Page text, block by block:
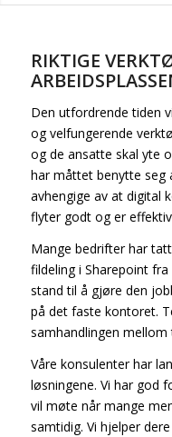
RIKTIGE
Den utfordrende tiden
og velfungerende
og de ansatte skal yte
har måttet benytte seg
avhengige av at digital
flyter godt og er
Mange bedrifter har
fildeling i Sharepoint
stand til å gjøre den
på det faste kontoret.
samhandlingen
Våre konsulenter har
løsningene. Vi har god
vil møte når mange
samtidig. Vi hjelper